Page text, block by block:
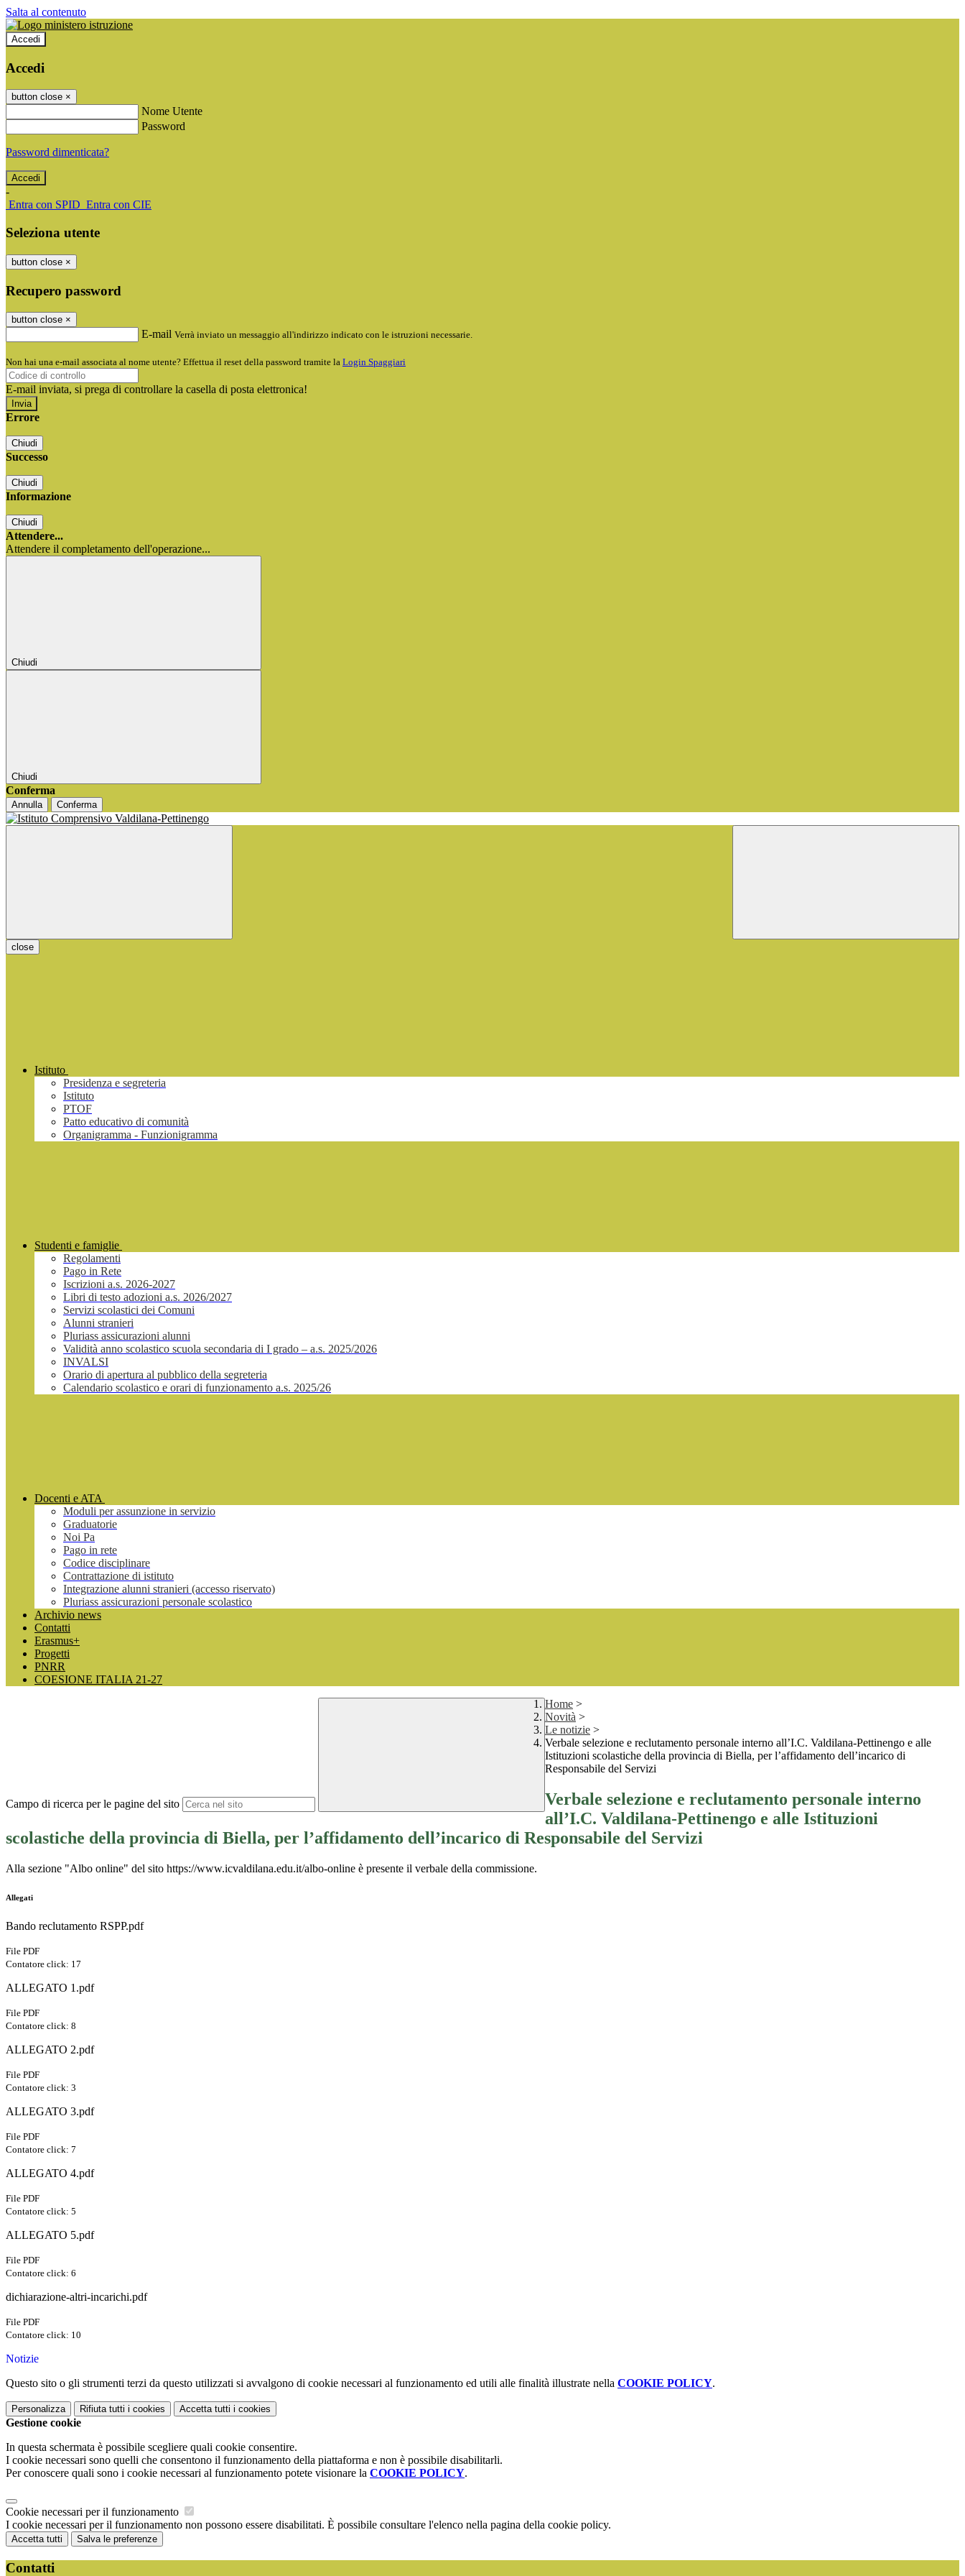
Salta al contenuto
Accedi
Accedi
button close ×
Nome Utente
Password
Password dimenticata?
-
Entra con SPID Entra con CIE
Seleziona utente
button close ×
Recupero password
button close ×
E-mail Verrà inviato un messaggio all'indirizzo indicato con le istruzioni necessarie.
Non hai una e-mail associata al nome utente? Effettua il reset della password tramite la Login Spaggiari
E-mail inviata, si prega di controllare la casella di posta elettronica!
Errore
Chiudi
Successo
Chiudi
Informazione
Chiudi
Attendere...
Attendere il completamento dell'operazione...
Chiudi
Chiudi
Conferma
Annulla Conferma
close
Istituto
Presidenza e segreteria
Istituto
PTOF
Patto educativo di comunità
Organigramma - Funzionigramma
Studenti e famiglie
Regolamenti
Pago in Rete
Iscrizioni a.s. 2026-2027
Libri di testo adozioni a.s. 2026/2027
Servizi scolastici dei Comuni
Alunni stranieri
Pluriass assicurazioni alunni
Validità anno scolastico scuola secondaria di I grado – a.s. 2025/2026
INVALSI
Orario di apertura al pubblico della segreteria
Calendario scolastico e orari di funzionamento a.s. 2025/26
Docenti e ATA
Moduli per assunzione in servizio
Graduatorie
Noi Pa
Pago in rete
Codice disciplinare
Contrattazione di istituto
Integrazione alunni stranieri (accesso riservato)
Pluriass assicurazioni personale scolastico
Archivio news
Contatti
Erasmus+
Progetti
PNRR
COESIONE ITALIA 21-27
Campo di ricerca per le pagine del sito
Home >
Novità >
Le notizie >
Verbale selezione e reclutamento personale interno all’I.C. Valdilana-Pettinengo e alle
Istituzioni scolastiche della provincia di Biella, per l’affidamento dell’incarico di
Responsabile del Servizi
Verbale selezione e reclutamento personale interno
all’I.C. Valdilana-Pettinengo e alle Istituzioni
scolastiche della provincia di Biella, per l’affidamento dell’incarico di Responsabile del Servizi
Alla sezione "Albo online" del sito https://www.icvaldilana.edu.it/albo-online è presente il verbale della commissione.
Allegati
Bando reclutamento RSPP.pdf
File PDF
Contatore click: 17
ALLEGATO 1.pdf
File PDF
Contatore click: 8
ALLEGATO 2.pdf
File PDF
Contatore click: 3
ALLEGATO 3.pdf
File PDF
Contatore click: 7
ALLEGATO 4.pdf
File PDF
Contatore click: 5
ALLEGATO 5.pdf
File PDF
Contatore click: 6
dichiarazione-altri-incarichi.pdf
File PDF
Contatore click: 10
Notizie
Questo sito o gli strumenti terzi da questo utilizzati si avvalgono di cookie necessari al funzionamento ed utili alle finalità illustrate nella COOKIE POLICY.
Personalizza Rifiuta tutti i cookies Accetta tutti i cookies
Gestione cookie
In questa schermata è possibile scegliere quali cookie consentire.
I cookie necessari sono quelli che consentono il funzionamento della piattaforma e non è possibile disabilitarli.
Per conoscere quali sono i cookie necessari al funzionamento potete visionare la COOKIE POLICY.
Cookie necessari per il funzionamento
I cookie necessari per il funzionamento non possono essere disabilitati. È possibile consultare l'elenco nella pagina della cookie policy.
Accetta tutti Salva le preferenze
Contatti